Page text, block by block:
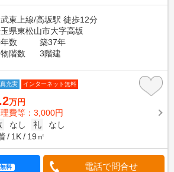
東上線/高坂駅 徒歩12分
県東松山市大字高坂
数
築37年
階数
3階建
充実 インターネット無料
万円
費等：3,000円
なし 礼
なし
1K 19㎡
無料 電話で問合せ